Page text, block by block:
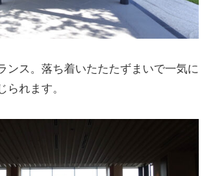
ンス。落ち着いたたたずまいで一気に
られます。